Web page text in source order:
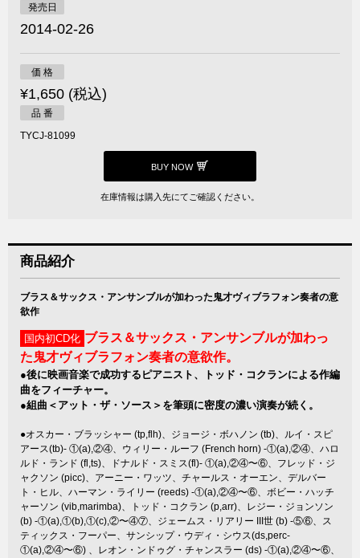
発売日
2014-02-26
価 格
¥1,650 (税込)
品 番
TYCJ-81099
BUY NOW
在庫情報は購入先にてご確認ください。
商品紹介
ブラス＆サックス・アンサンブルが加わった鬼才ヴィブラフォン奏者の意
欲作
国内初CD化 ブラス＆サックス・アンサンブルが加わっ
た鬼才ヴィブラフォン奏者の意欲作。
●後に映画音楽で成功するピアニスト、トッド・コクランによる作編
曲をフィーチャー。
●組曲＜アット・ザ・ソース＞を筆頭に密度の濃い演奏が続く。
●オスカー・ブラッシャー (tp,flh)、ジョージ・ボハノン (tb)、ルイ・スピ
アース(tb)- ①(a),②④、ウィリー・ルーフ (French horn) -①(a),②④、ハロ
ルド・ランド (fl,ts)、ドナルド・スミス(fl)- ①(a),②④〜⑥、フレッド・ジ
ャクソン (picc)、アーニー・ワッツ、チャールス・オーエン、デルバー
ト・ヒル、ハーマン・ライリー (reeds) -①(a),②④〜⑥、ボビー・ハッチ
ャーソン (vib,marimba)、トッド・コクラン (p,arr)、レジー・ジョンソン
(b) -①(a),①(b),①(c),②〜④⑦、ジェームス・リアリー III世 (b) -⑤⑥、ス
ティックス・フーパー、サンシップ・ウディ・シウス(ds,perc-
①(a),②④〜⑥) 、レオン・ンドゥグ・チャンスラー (ds) -①(a),②④〜⑥、